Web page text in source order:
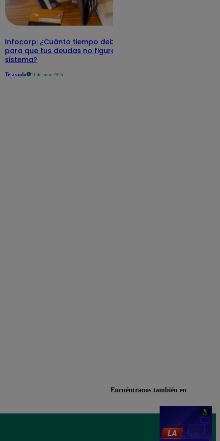
X
Infocorp: ¿Cuánto tiempo debe pasar
para que tus deudas no figuren en su
sistema?
Te ayudo 11 de junio 2025
Encuéntranos también en